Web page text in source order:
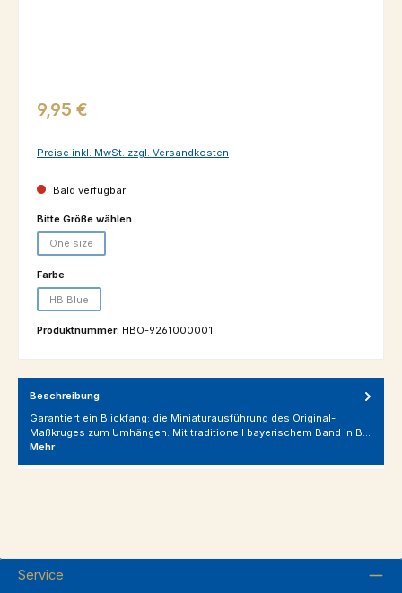
Regulärer Preis:
9,95 €
Preise inkl. MwSt. zzgl. Versandkosten
Bald verfügbar
Bitte Größe wählenauswählen
One size
Farbeauswählen
HB Blue
Produktnummer: HBO-9261000001
Beschreibung
Garantiert ein Blickfang: die Miniaturausführung des Original-
Maßkruges zum Umhängen. Mit traditionell bayerischem Band in B…
Mehr
Service